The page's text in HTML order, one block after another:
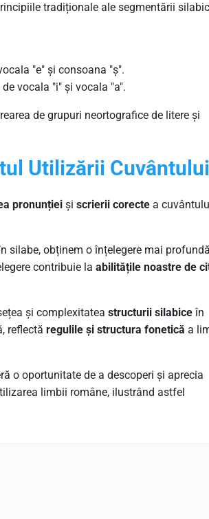
tradiționale ale segmentării
"e" și consoana "ș".
vocala "i" și vocala "a".
de grupuri neortografice de litere și
Utilizării Cuvântului
pronunției și scrierii corecte a
silabe, obținem o înțelegere mai
contribuie la abilitățile noastre de
și complexitatea structurii silabiceîn
reflectă regulile și structura fonetică a
o oportunitate de a descoperi și aprecia
limbii române, ilustrând astfel